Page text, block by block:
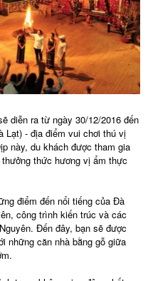
diễn ra từ ngày 30/12/2016 đến
Lạt) - địa điểm vui chơi thú vị
này, du khách được tham gia
thức hương vị ẩm thực
điểm đến nổi tiếng của Đà
công trình kiến trúc và các
Đến đây, bạn sẽ được
những căn nhà bằng gỗ giữa